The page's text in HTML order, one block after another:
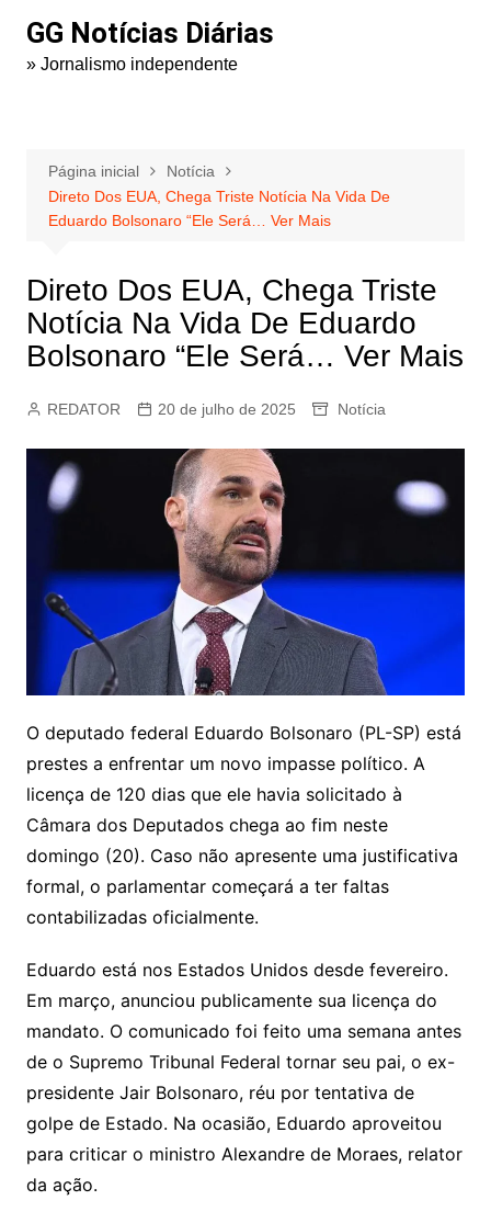
paraGG Notícias Diárias
» Jornalismo independente
Página inicial
Notícia
Direto Dos EUA, Chega Triste Notícia Na Vida De
Eduardo Bolsonaro “Ele Será… Ver Mais
Direto Dos EUA, Chega Triste
Notícia Na Vida De Eduardo
Bolsonaro “Ele Será… Ver Mais
REDATOR 20 de julho de 2025 Notícia
O deputado federal Eduardo Bolsonaro (PL-SP) está
prestes a enfrentar um novo impasse político. A
licença de 120 dias que ele havia solicitado à
Câmara dos Deputados chega ao fim neste
domingo (20). Caso não apresente uma justificativa
formal, o parlamentar começará a ter faltas
contabilizadas oficialmente.
Eduardo está nos Estados Unidos desde fevereiro.
Em março, anunciou publicamente sua licença do
mandato. O comunicado foi feito uma semana antes
de o Supremo Tribunal Federal tornar seu pai, o ex-
presidente Jair Bolsonaro, réu por tentativa de
golpe de Estado. Na ocasião, Eduardo aproveitou
para criticar o ministro Alexandre de Moraes, relator
da ação.